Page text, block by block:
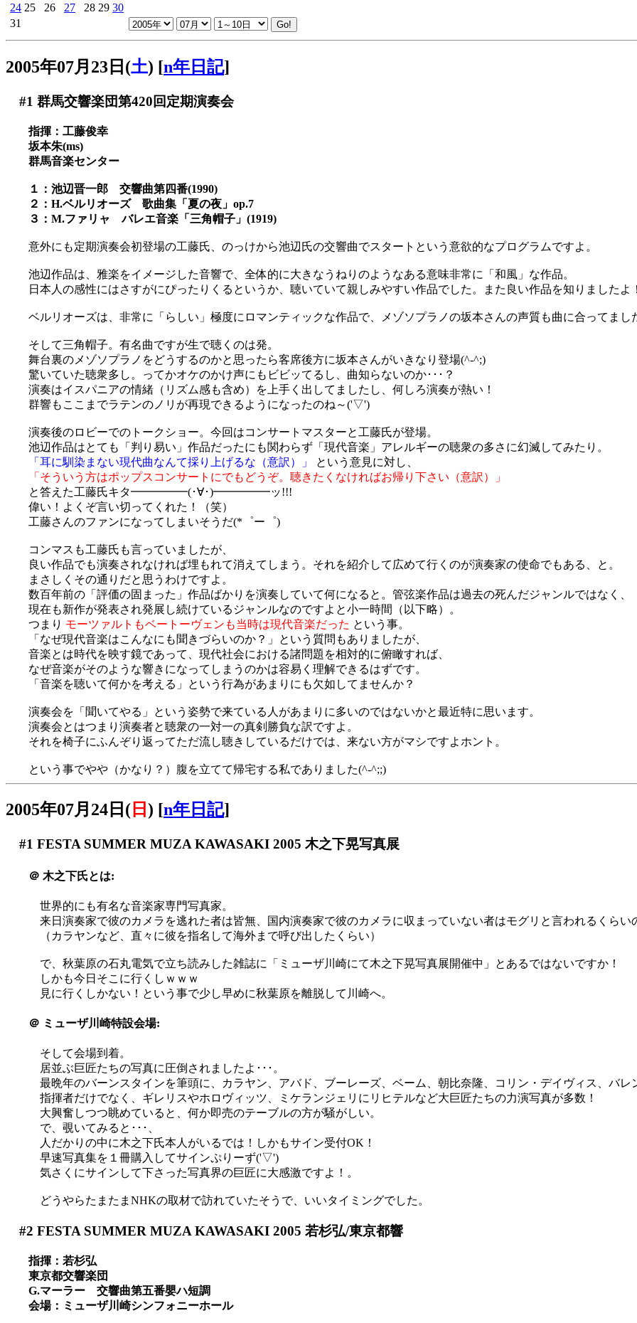
24 25 26 27 28 29 30
31
2005年07月23日(土) [n年日記]
#1 群馬交響楽団第420回定期演奏会
指揮：工藤俊幸
坂本朱(ms)
群馬音楽センター
１：池辺晋一郎 交響曲第四番(1990)
２：H.ベルリオーズ 歌曲集「夏の夜」op.7
３：M.ファリャ バレエ音楽「三角帽子」(1919)
意外にも定期演奏会初登場の工藤氏、のっけから池辺氏の交響曲でスタートという意欲的なプログラムですよ。
池辺作品は、雅楽をイメージした音響で、全体的に大きなうねりのようなある意味非常に「和風」な作品。
日本人の感性にはさすがにぴったりくるというか、聴いていて親しみやすい作品でした。また良い作品を知りましたよ！
ベルリオーズは、非常に「らしい」極度にロマンティックな作品で、メゾソプラノの坂本さんの声質も曲に合ってまし
そして三角帽子。有名曲ですが生で聴くのは発。
舞台裏のメゾソプラノをどうするのかと思ったら客席後方に坂本さんがいきなり登場(^-^;)
驚いていた聴衆多し。ってかオケのかけ声にもビビッてるし、曲知らないのか･･･？
演奏はイスパニアの情緒（リズム感も含め）を上手く出してましたし、何しろ演奏が熱い！
群響もここまでラテンのノリが再現できるようになったのね～('▽')
演奏後のロビーでのトークショー。今回はコンサートマスターと工藤氏が登場。
池辺作品はとても「判り易い」作品だったにも関わらず「現代音楽」アレルギーの聴衆の多さに幻滅してみたり。
「耳に馴染まない現代曲なんて採り上げるな（意訳）」
という意見に対し、
「そういう方はポップスコンサートにでもどうぞ。聴きたくなければお帰り下さい（意訳）」
と答えた工藤氏キタ━━━━━(･∀･)━━━━━ッ!!!
偉い！よくぞ言い切ってくれた！（笑）
工藤さんのファンになってしまいそうだ(*゜ー゜)
コンマスも工藤氏も言っていましたが、
良い作品でも演奏されなければ埋もれて消えてしまう。それを紹介して広めて行くのが演奏家の使命でもある、と。
まさしくその通りだと思うわけですよ。
数百年前の「評価の固まった」作品ばかりを演奏していて何になると。管弦楽作品は過去の死んだジャンルではなく、
現在も新作が発表され発展し続けているジャンルなのですよと小一時間（以下略）。
つまり モーツァルトもベートーヴェンも当時は現代音楽だった という事。
「なぜ現代音楽はこんなにも聞きづらいのか？」という質問もありましたが、
音楽とは時代を映す鏡であって、現代社会における諸問題を相対的に俯瞰すれば、
なぜ音楽がそのような響きになってしまうのかは容易く理解できるはずです。
「音楽を聴いて何かを考える」という行為があまりにも欠如してませんか？
演奏会を「聞いてやる」という姿勢で来ている人があまりに多いのではないかと最近特に思います。
演奏会とはつまり演奏者と聴衆の一対一の真剣勝負な訳ですよ。
それを椅子にふんぞり返ってただ流し聴きしているだけでは、来ない方がマシですよホント。
という事でやや（かなり？）腹を立てて帰宅する私でありました(^-^;;)
2005年07月24日( 日 ) [n年日記]
#1 FESTA SUMMER MUZA KAWASAKI 2005 木之下晃写真展
＠ 木之下氏とは:
世界的にも有名な音楽家専門写真家。
来日演奏家で彼のカメラを逃れた者は皆無、国内演奏家で彼のカメラに収まっていない者はモグリと言われるくらい
（カラヤンなど、直々に彼を指名して海外まで呼び出したくらい）
で、秋葉原の石丸電気で立ち読みした雑誌に「ミューザ川崎にて木之下晃写真展開催中」とあるではないですか！
しかも今日そこに行くしｗｗｗ
見に行くしかない！という事で少し早めに秋葉原を離脱して川崎へ。
＠ ミューザ川崎特設会場:
そして会場到着。
居並ぶ巨匠たちの写真に圧倒されましたよ･･･。
最晩年のバーンスタインを筆頭に、カラヤン、アバド、ブーレーズ、ベーム、朝比奈隆、コリン・デイヴィス、バレ
指揮者だけでなく、ギレリスやホロヴィッツ、ミケランジェリにリヒテルなど大巨匠たちの力演写真が多数！
大興奮しつつ眺めていると、何か即売のテーブルの方が騒がしい。
で、覗いてみると･･･、
人だかりの中に木之下氏本人がいるでは！しかもサイン受付OK！
早速写真集を１冊購入してサインぷりーず('▽')
気さくにサインして下さった写真界の巨匠に大感激ですよ！。
どうやらたまたまNHKの取材で訪れていたそうで、いいタイミングでした。
#2 FESTA SUMMER MUZA KAWASAKI 2005 若杉弘/東京都響
指揮：若杉弘
東京都交響楽団
G.マーラー 交響曲第五番嬰ハ短調
会場：ミューザ川崎シンフォニーホール